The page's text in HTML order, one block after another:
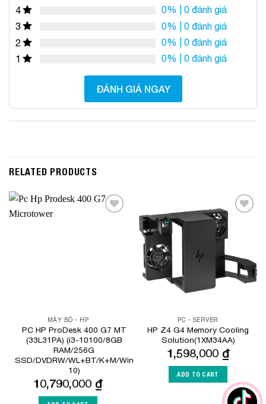
4
0% | 0 đánh giá
3
0% | 0 đánh giá
2
0% | 0 đánh giá
1
0% | 0 đánh giá
ĐÁNH GIÁ NGAY
RELATED PRODUCTS
MÁY BỘ - HP
PC HP ProDesk 400 G7 MT
(33L31PA) (i3-10100/8GB
RAM/256G
SSD/DVDRW/WL+BT/K+M/Win
10)
10,790,000 ₫
Wishlist
PC - SERVER
HP Z4 G4 Memory Cooling
Solution(1XM34AA)
1,598,000 ₫
ADD TO CART